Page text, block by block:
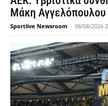
Μάκη Αγγελόπουλου
Sportlive Newsroom - 08/08/2026